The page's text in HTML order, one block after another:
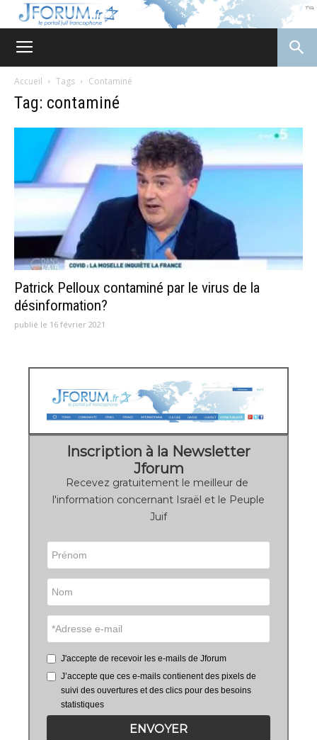
Accueil Tags Contaminé
Tag: contaminé
Patrick Pelloux contaminé par le virus de la
désinformation?
publié le 16 février 2021
Inscription à la Newsletter
Jforum
Recevez gratuitement le meilleur de
l'information concernant Israël et le Peuple
Juif
J'accepte de recevoir les e-mails de Jforum
J’accepte que ces e-mails contienent des pixels de
suivi des ouvertures et des clics pour des besoins
statistiques
ENVOYER